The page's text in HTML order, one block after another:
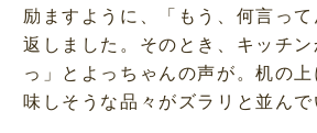
励ますように、「もう、何言って
返しました。そのとき、キッチ
っ」とよっちゃんの声が。机の
味しそうな品々がズラリと並んで